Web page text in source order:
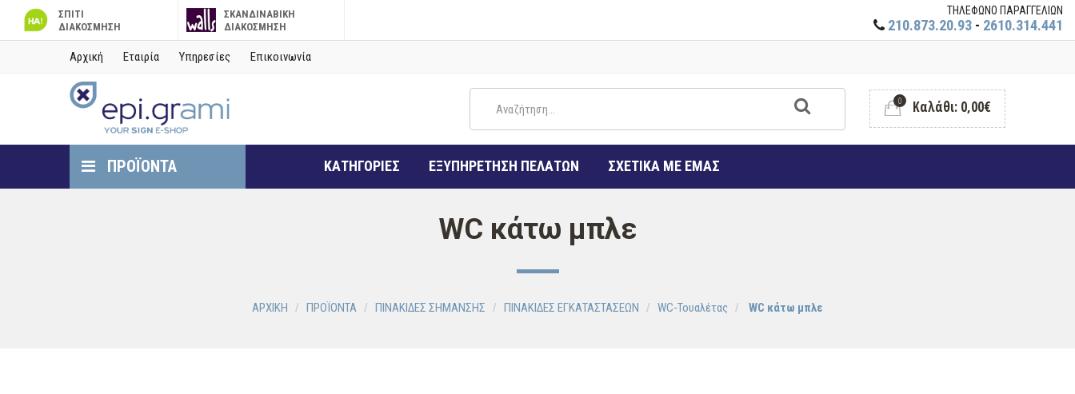
ΣΠΙΤΙ
ΔΙΑΚΟΣΜΗΣΗ
ΣΚΑΝΔΙΝΑΒΙΚΗ
ΔΙΑΚΟΣΜΗΣΗ
ΤΗΛΕΦΩΝΟ ΠΑΡΑΓΓΕΛΙΩΝ
210.873.20.93 - 2610.314.441
Αρχική Εταιρία Υπηρεσίες Επικοινωνία
0 Καλάθι: 0,00€
ΠΡΟΪΟΝΤΑ ΚΑΤΗΓΟΡΙΕΣ ΕΞΥΠΗΡΕΤΗΣΗ ΠΕΛΑΤΩΝ ΣΧΕΤΙΚΑ ΜΕ ΕΜΑΣ
WC κάτω μπλε
ΑΡΧΙΚΗ ΠΡΟΪΟΝΤΑ ΠΙΝΑΚΙΔΕΣ ΣΗΜΑΝΣΗΣ ΠΙΝΑΚΙΔΕΣ ΕΓΚΑΤΑΣΤΑΣΕΩΝ WC-Τουαλέτας WC κάτω μπλε